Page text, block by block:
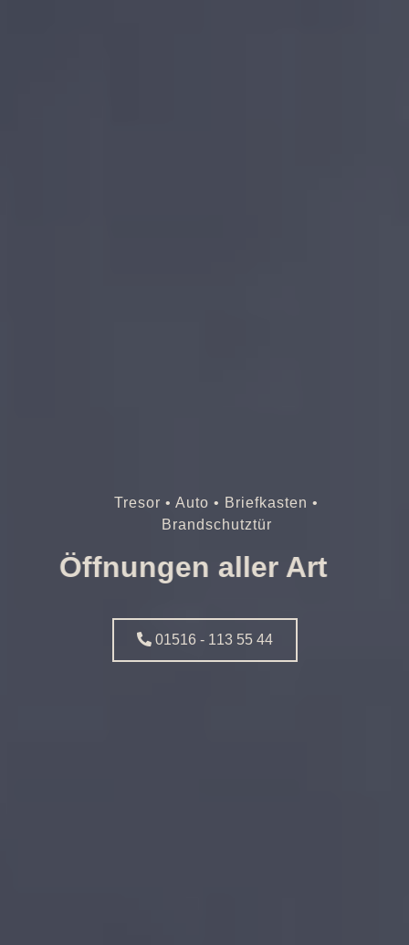
Tresor • Auto • Briefkasten •
Brandschutztür
Öffnungen aller Art
01516 - 113 55 44